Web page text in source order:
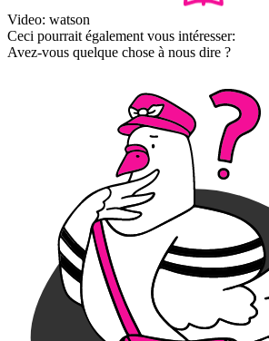
Video: watson
Ceci pourrait également vous intéresser:
Avez-vous quelque chose à nous dire ?